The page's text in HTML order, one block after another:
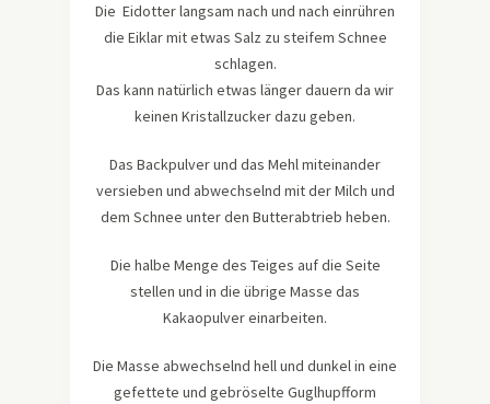
Die Eidotter langsam nach und nach einrühren
die Eiklar mit etwas Salz zu steifem Schnee
schlagen.
Das kann natürlich etwas länger dauern da wir
keinen Kristallzucker dazu geben.
Das Backpulver und das Mehl miteinander
versieben und abwechselnd mit der Milch und
dem Schnee unter den Butterabtrieb heben.
Die halbe Menge des Teiges auf die Seite
stellen und in die übrige Masse das
Kakaopulver einarbeiten.
Die Masse abwechselnd hell und dunkel in eine
gefettete und gebröselte Guglhupfform